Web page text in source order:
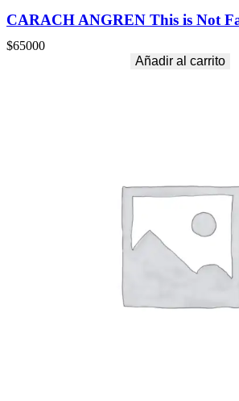
CARACH ANGREN This is Not
$65000
Añadir al carrito